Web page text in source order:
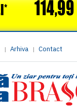
| Arhiva | Contact